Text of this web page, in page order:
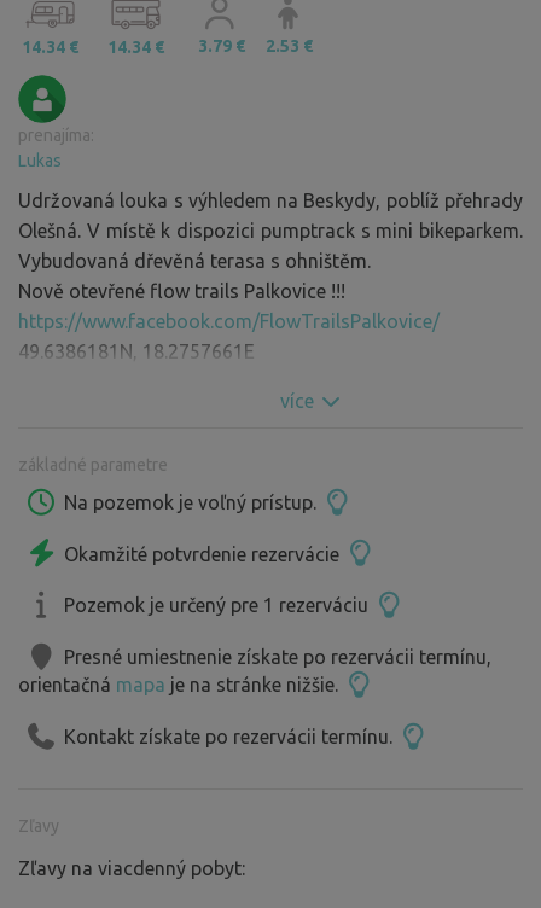
14.34 € 14.34 € 3.79 € 2.53 €
prenajíma:
Lukas
Udržovaná louka s výhledem na Beskydy, poblíž přehrady
Olešná. V místě k dispozici pumptrack s mini bikeparkem.
Vybudovaná dřevěná terasa s ohništěm.
Nově otevřené flow trails Palkovice !!!
https://www.facebook.com/FlowTrailsPalkovice/
49.6386181N, 18.2757661E
více
základné parametre
Na pozemok je voľný prístup.
Okamžité potvrdenie rezervácie
Pozemok je určený pre 1 rezerváciu
Presné umiestnenie získate po rezervácii termínu,
orientačná mapa je na stránke nižšie.
Kontakt získate po rezervácii termínu.
Zľavy
Zľavy na viacdenný pobyt: